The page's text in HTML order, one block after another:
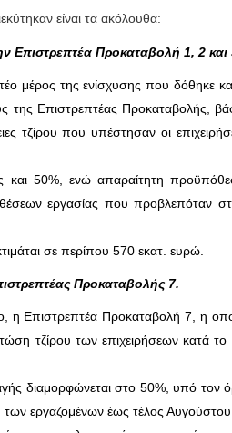
είναι τα ακόλουθα:
Επιστρεπτέα Προκαταβολή 1, 2 και
μέρος της ενίσχυσης που δόθηκε
της Επιστρεπτέας Προκαταβολής,
τζίρου που υπέστησαν οι
και 50%, ενώ απαραίτητη
εργασίας που προβλεπόταν
σε περίπου 570 εκατ. ευρώ.
Προκαταβολής 7.
η Επιστρεπτέα Προκαταβολή 7, η
τζίρου των επιχειρήσεων κατά το
διαμορφώνεται στο 50%, υπό τον
των εργαζομένων έως τέλος